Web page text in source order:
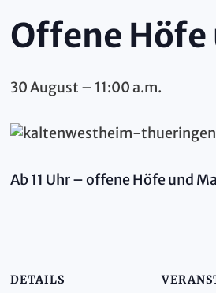
Offene
30 August – 11:00 a.m.
Ab 11 Uhr – offene Höfe und
DETAILS